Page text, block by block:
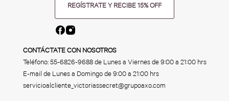
REGÍSTRATE Y RECIBE 15% OFF
CONTÁCTATE CON NOSOTROS
Teléfono:55-6826-9688de Lunes a Viernes de 9:00 a 21:00 hrs
E-mail de Lunes a Domingo de 9:00 a 21:00 hrs
servicioalcliente_victoriassecret@grupoaxo.com